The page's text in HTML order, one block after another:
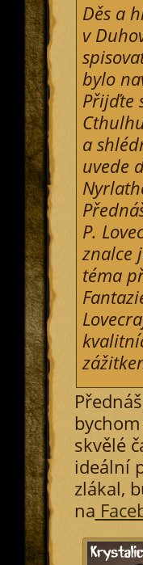
Děs a
v
bylo
Přijďte
a
uvede
P.
znalce
téma
skvělé
ideální
zlákal,
na